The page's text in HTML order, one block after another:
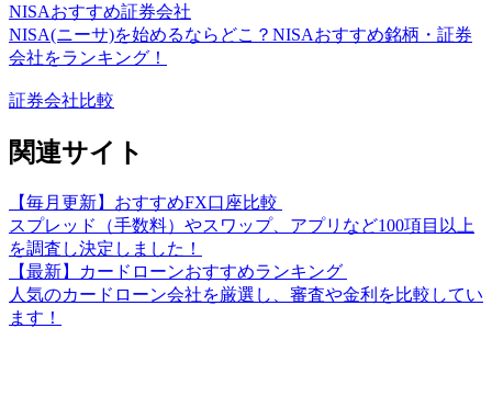
NISAおすすめ証券会社
NISA(ニーサ)を始めるならどこ？NISAおすすめ銘柄・証券
会社をランキング！
証券会社比較
関連サイト
【毎月更新】おすすめFX口座比較
スプレッド（手数料）やスワップ、アプリなど100項目以上
を調査し決定しました！
【最新】カードローンおすすめランキング
人気のカードローン会社を厳選し、審査や金利を比較してい
ます！